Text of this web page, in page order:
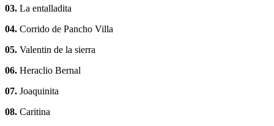
03. La entalladita
04. Corrido de Pancho Villa
05. Valentin de la sierra
06. Heraclio Bernal
07. Joaquinita
08. Caritina